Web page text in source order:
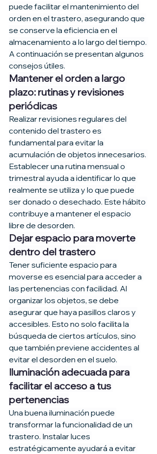
puede facilitar el mantenimiento del
orden en el trastero, asegurando que
se conserve la eficiencia en el
almacenamiento a lo largo del tiempo.
A continuación se presentan algunos
consejos útiles.
Mantener el orden a largo
plazo: rutinas y revisiones
periódicas
Realizar revisiones regulares del
contenido del trastero es
fundamental para evitar la
acumulación de objetos innecesarios.
Establecer una rutina mensual o
trimestral ayuda a identificar lo que
realmente se utiliza y lo que puede
ser donado o desechado. Este hábito
contribuye a mantener el espacio
libre de desorden.
Dejar espacio para moverte
dentro del trastero
Tener suficiente espacio para
moverse es esencial para acceder a
las pertenencias con facilidad. Al
organizar los objetos, se debe
asegurar que haya pasillos claros y
accesibles. Esto no solo facilita la
búsqueda de ciertos artículos, sino
que también previene accidentes al
evitar el desorden en el suelo.
Iluminación adecuada para
facilitar el acceso a tus
pertenencias
Una buena iluminación puede
transformar la funcionalidad de un
trastero. Instalar luces
estratégicamente ayudará a evitar